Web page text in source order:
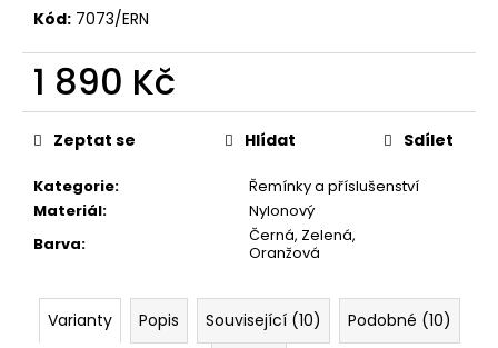
Kód: 7073/ERN
1 890 Kč
Měrná
cena:
Kategorie:
Řemínky a příslušenství
Materiál:
Nylonový
Barva:
Černá, Zelená,
Oranžová
Zeptat se Hlídat Sdílet
Varianty Popis Související (10)
Podobné (10)